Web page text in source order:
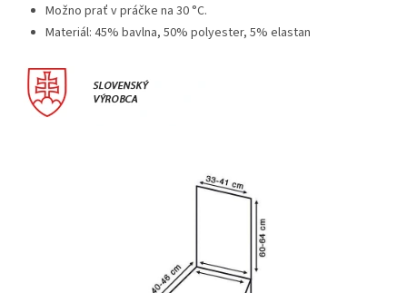
Možno prať v práčke na 30 °C.
Materiál: 45% bavlna, 50% polyester, 5% elastan